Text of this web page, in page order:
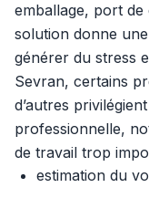
emballage, port de
solution donne
générer du stress
Sevran, certains
d’autres
professionnelle,
de travail trop
estimation du